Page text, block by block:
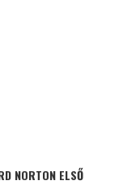
NORTON ELSŐ